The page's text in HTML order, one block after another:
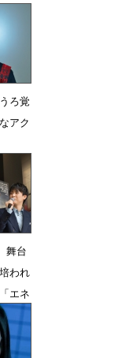
ろ覚
アク
舞台
われ
エネ